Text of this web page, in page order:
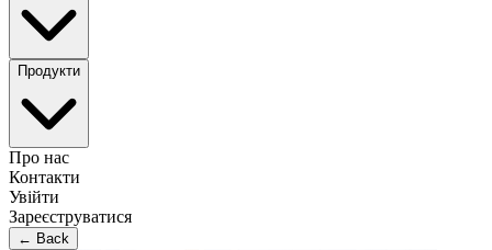
Продукти
Про нас
Контакти
Увійти
Зареєструватися
← Back